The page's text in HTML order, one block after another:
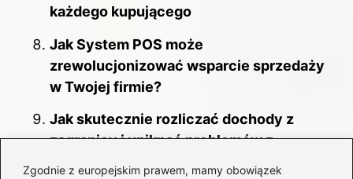
Zgodnie z europejskim prawem, mamy obowiązek
każdego kupującego
Jak System POS może
zrewolucjonizować wsparcie sprzedaży
w Twojej firmie?
Jak skutecznie rozliczać dochody z
zagranicy i uniknąć problemów z
podatkami?